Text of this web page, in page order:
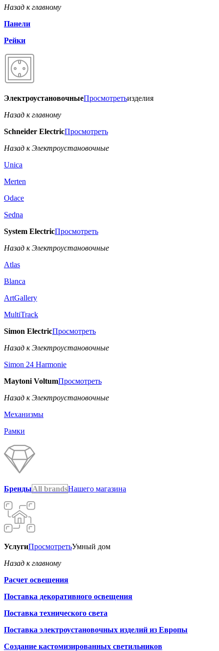
Назад к главному
Панели
Рейки
ЭлектроустановочныеПросмотретьизделия
Назад к главному
Schneider ElectricПросмотреть
Назад к Электроустановочные
Unica
Merten
Odace
Sedna
System ElectricПросмотреть
Назад к Электроустановочные
Atlas
Blanca
ArtGallery
MultiTrack
Simon ElectricПросмотреть
Назад к Электроустановочные
Simon 24 Harmonie
Maytoni VoltumПросмотреть
Назад к Электроустановочные
Механизмы
Рамки
БрендыAll brandsНашего магазина
УслугиПросмотретьУмный дом
Назад к главному
Расчет освещения
Поставка декоративного освещения
Поставка технического света
Поставка электроустановочных изделий из Европы
Создание кастомизированных светильников